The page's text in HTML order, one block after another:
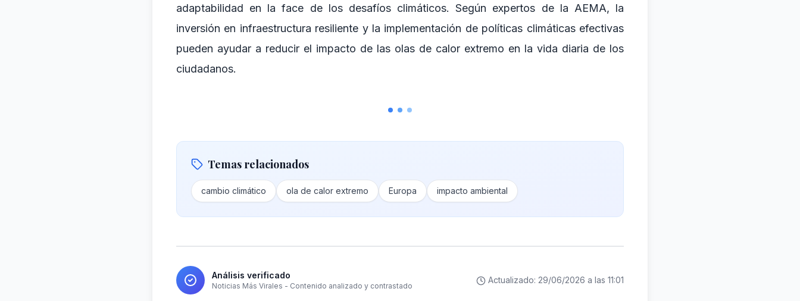
adaptabilidad en la face de los desafíos climáticos. Según expertos de la AEMA, la
inversión en infraestructura resiliente y la implementación de políticas climáticas efectivas
pueden ayudar a reducir el impacto de las olas de calor extremo en la vida diaria de los
ciudadanos.
Temas relacionados
cambio climático ola de calor extremo Europa impacto ambiental
Análisis verificado
Noticias Más Virales - Contenido analizado y contrastado
Actualizado: 29/06/2026 a las 11:01